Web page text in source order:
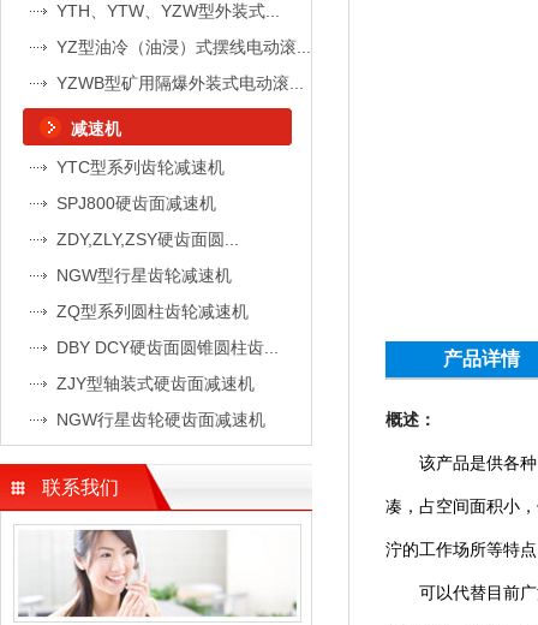
YTH、YTW、YZW型外装式...
YZ型油冷（油浸）式摆线电动滚...
YZWB型矿用隔爆外装式电动滚...
减速机
YTC型系列齿轮减速机
SPJ800硬齿面减速机
ZDY,ZLY,ZSY硬齿面圆...
NGW型行星齿轮减速机
ZQ型系列圆柱齿轮减速机
DBY DCY硬齿面圆锥圆柱齿...
ZJY型轴装式硬齿面减速机
NGW行星齿轮硬齿面减速机
联系我们
产品详情
概述：
该产品是供各种
凑，占空间面积小
泞的工作场所等特
可以代替目前广